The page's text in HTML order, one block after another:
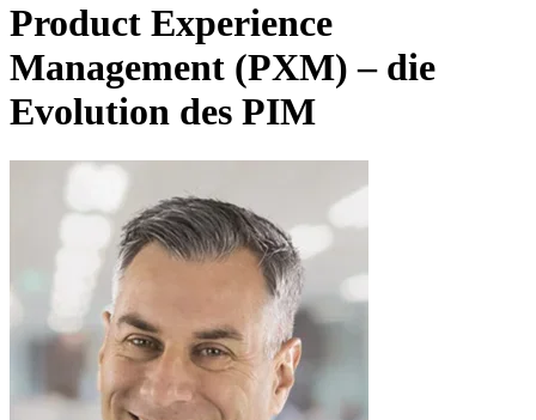
Product Experience
Management (PXM) – die
Evolution des PIM